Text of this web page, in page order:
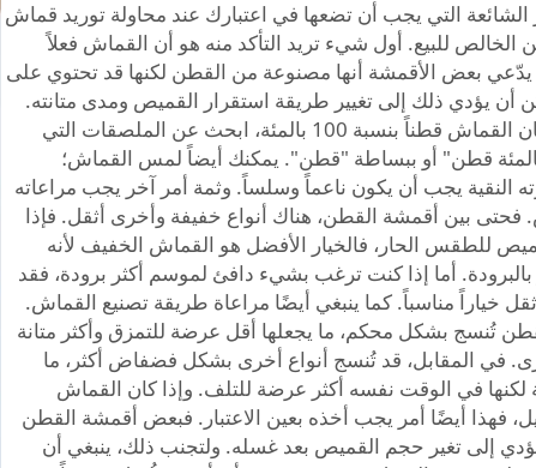
التي يجب أن تضعها في اعتبارك عند محاولة توريد قماش
للبيع. أول شيء تريد التأكد منه هو أن القماش فعلاً
يدّعي بعض الأقمشة أنها مصنوعة من القطن لكنها قد تحتوي على
أن يؤدي ذلك إلى تغيير طريقة استقرار القميص ومدى متانته.
للتحقق مما إذا كان القماش قطناً بنسبة 100 بالمئة، ابحث عن الملصقات التي
إلى "100 بالمئة قطن" أو ببساطة "قطن". يمكنك أيضاً لمس القماش؛
النقية يجب أن يكون ناعماً وسلساً. وثمة أمر آخر يجب مراعاته
بين أقمشة القطن، هناك أنواع خفيفة وأخرى أثقل. فإذا
للطقس الحار، فالخيار الأفضل هو القماش الخفيف لأنه
أما إذا كنت ترغب بشيء دافئ لموسم أكثر برودة، فقد
خياراً مناسباً. كما ينبغي أيضًا مراعاة طريقة تصنيع القماش.
تُنسج بشكل محكم، ما يجعلها أقل عرضة للتمزق وأكثر متانة
في المقابل، قد تُنسج أنواع أخرى بشكل فضفاض أكثر، ما
لكنها في الوقت نفسه أكثر عرضة للتلف. وإذا كان القماش
فهذا أيضًا أمر يجب أخذه بعين الاعتبار. فبعض أقمشة القطن
إلى تغير حجم القميص بعد غسله. ولتجنب ذلك، ينبغي أن